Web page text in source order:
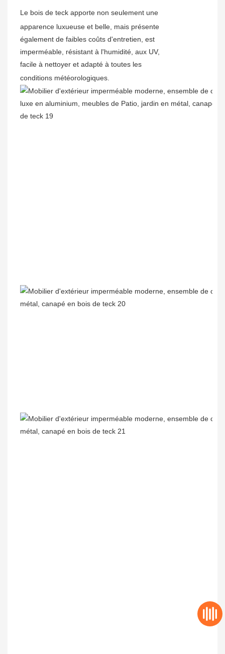
Le bois de teck apporte non seulement une
apparence luxueuse et belle, mais présente
également de faibles coûts d'entretien, est
imperméable, résistant à l'humidité, aux UV,
facile à nettoyer et adapté à toutes les
conditions météorologiques.